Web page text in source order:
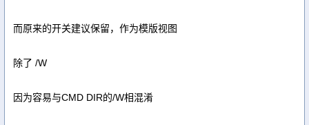
而原来的开关建议保留，作为模版视图
除了 /W
因为容易与CMD DIR的/W相混淆